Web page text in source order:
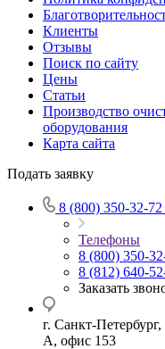
Клиенты
Отзывы
Поиск по сайту
Цены
Статьи
Производство
оборудования
Карта сайта
Подать заявку
8 (800) 350-32-72
Телефоны
8 (800) 350-
8 (812) 640-
Заказать
г. Санкт-
А, офис 153